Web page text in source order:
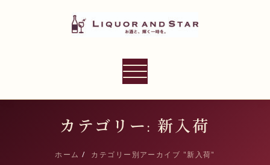
プ
LIQUOR AND STAR
ナ
ョ
カテゴリー: 新入荷
ホーム カテゴリー別アーカイブ "新入荷"